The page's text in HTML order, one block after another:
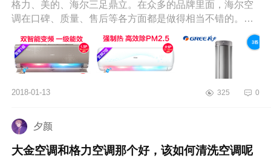
格力、美的、海尔三足鼎立。在众多的品牌里面，海尔空
调在口碑、质量、售后等各方面都是做得相当不错的。那
2018-01-13 325 0
夕颜
大金空调和格力空调那个好，该如何清洗空调呢